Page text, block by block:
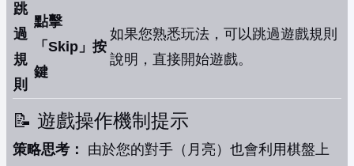
跳
過
規
則
點擊
「Skip」按
鍵
如果您熟悉玩法，可以跳過遊戲規則
說明，直接開始遊戲。
📝 遊戲操作機制提示
策略思考：
由於您的對手（月亮）也會利用棋盤上